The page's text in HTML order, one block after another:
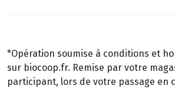
*Opération soumise à conditions et
sur biocoop.fr. Remise par votre
participant, lors de votre passage en